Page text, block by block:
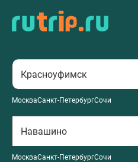
МоскваСанкт-ПетербургСочи
МоскваСанкт-ПетербургСочи